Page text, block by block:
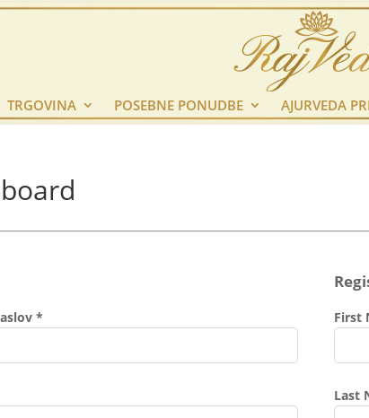
TRGOVINA POSEBNE PONUDBE AJURVEDA
* First
Last